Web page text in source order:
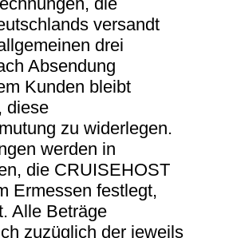
versandt
drei
Absendung
Kunden bleibt
diese
zu widerlegen.
werden in
die CRUISEHOST
Ermessen festlegt,
Alle Beträge
zuzüglich der jeweils